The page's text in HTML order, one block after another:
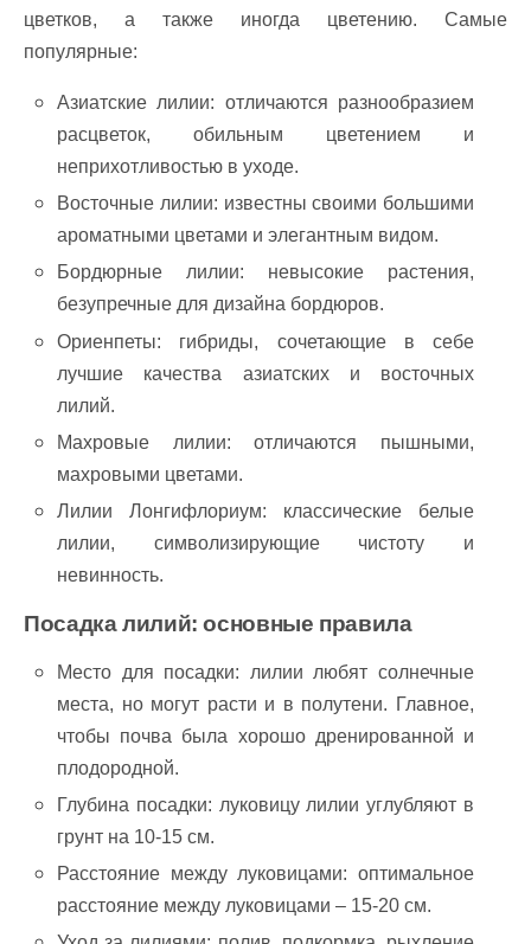
цветков, а также иногда цветению. Самые
популярные:
Азиатские лилии: отличаются разнообразием
расцветок, обильным цветением и
неприхотливостью в уходе.
Восточные лилии: известны своими большими
ароматными цветами и элегантным видом.
Бордюрные лилии: невысокие растения,
безупречные для дизайна бордюров.
Ориенпеты: гибриды, сочетающие в себе
лучшие качества азиатских и восточных
лилий.
Махровые лилии: отличаются пышными,
махровыми цветами.
Лилии Лонгифлориум: классические белые
лилии, символизирующие чистоту и
невинность.
Посадка лилий: основные правила
Место для посадки: лилии любят солнечные
места, но могут расти и в полутени. Главное,
чтобы почва была хорошо дренированной и
плодородной.
Глубина посадки: луковицу лилии углубляют в
грунт на 10-15 см.
Расстояние между луковицами: оптимальное
расстояние между луковицами – 15-20 см.